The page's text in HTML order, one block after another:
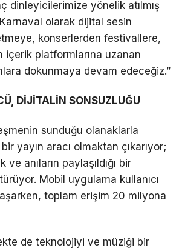
dinleyicilerimize yönelik atılmış
olarak dijital sesin
konserlerden festivallere,
içerik platformlarına uzanan
dokunmaya devam edeceğiz.”
DİJİTALİN SONSUZLUĞU
sunduğu olanaklarla
yayın aracı olmaktan çıkarıyor;
anıların paylaşıldığı bir
Mobil uygulama kullanıcı
aşarken, toplam erişim 20 milyona
de teknolojiyi ve müziği bir